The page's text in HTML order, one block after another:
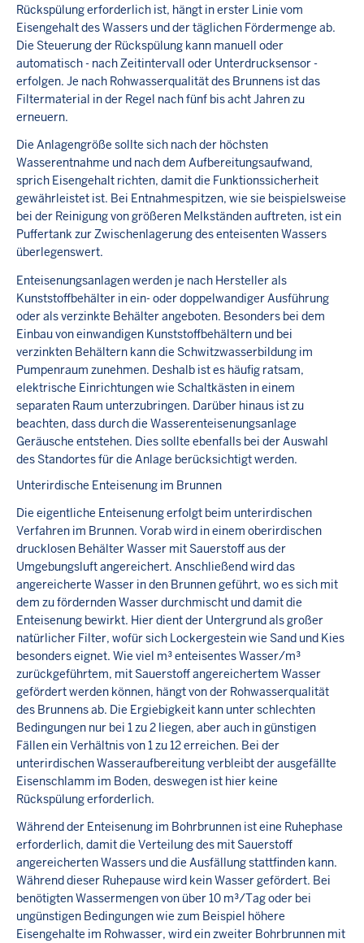
Rückspülung erforderlich ist, hängt in erster Linie vom
Eisengehalt des Wassers und der täglichen Fördermenge ab.
Die Steuerung der Rückspülung kann manuell oder
automatisch - nach Zeitintervall oder Unterdrucksensor -
erfolgen. Je nach Rohwasserqualität des Brunnens ist das
Filtermaterial in der Regel nach fünf bis acht Jahren zu
erneuern.
Die Anlagengröße sollte sich nach der höchsten
Wasserentnahme und nach dem Aufbereitungsaufwand,
sprich Eisengehalt richten, damit die Funktionssicherheit
gewährleistet ist. Bei Entnahmespitzen, wie sie beispielsweise
bei der Reinigung von größeren Melkständen auftreten, ist ein
Puffertank zur Zwischenlagerung des enteisenten Wassers
überlegenswert.
Enteisenungsanlagen werden je nach Hersteller als
Kunststoffbehälter in ein- oder doppelwandiger Ausführung
oder als verzinkte Behälter angeboten. Besonders bei dem
Einbau von einwandigen Kunststoffbehältern und bei
verzinkten Behältern kann die Schwitzwasserbildung im
Pumpenraum zunehmen. Deshalb ist es häufig ratsam,
elektrische Einrichtungen wie Schaltkästen in einem
separaten Raum unterzubringen. Darüber hinaus ist zu
beachten, dass durch die Wasserenteisenungsanlage
Geräusche entstehen. Dies sollte ebenfalls bei der Auswahl
des Standortes für die Anlage berücksichtigt werden.
Unterirdische Enteisenung im Brunnen
Die eigentliche Enteisenung erfolgt beim unterirdischen
Verfahren im Brunnen. Vorab wird in einem oberirdischen
drucklosen Behälter Wasser mit Sauerstoff aus der
Umgebungsluft angereichert. Anschließend wird das
angereicherte Wasser in den Brunnen geführt, wo es sich mit
dem zu fördernden Wasser durchmischt und damit die
Enteisenung bewirkt. Hier dient der Untergrund als großer
natürlicher Filter, wofür sich Lockergestein wie Sand und Kies
besonders eignet. Wie viel m³ enteisentes Wasser/m³
zurückgeführtem, mit Sauerstoff angereichertem Wasser
gefördert werden können, hängt von der Rohwasserqualität
des Brunnens ab. Die Ergiebigkeit kann unter schlechten
Bedingungen nur bei 1 zu 2 liegen, aber auch in günstigen
Fällen ein Verhältnis von 1 zu 12 erreichen. Bei der
unterirdischen Wasseraufbereitung verbleibt der ausgefällte
Eisenschlamm im Boden, deswegen ist hier keine
Rückspülung erforderlich.
Während der Enteisenung im Bohrbrunnen ist eine Ruhephase
erforderlich, damit die Verteilung des mit Sauerstoff
angereicherten Wassers und die Ausfällung stattfinden kann.
Während dieser Ruhepause wird kein Wasser gefördert. Bei
benötigten Wassermengen von über 10 m³/Tag oder bei
ungünstigen Bedingungen wie zum Beispiel höhere
Eisengehalte im Rohwasser, wird ein zweiter Bohrbrunnen mit